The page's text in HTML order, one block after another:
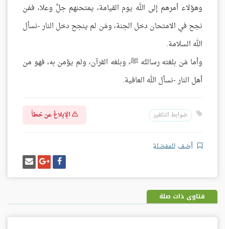
وهؤلاء أمرهم إلى الله يوم القيامة، يمتحنهم جلَّ وعلا، فمَن
نجح في الامتحان دخل الجنة، ومَن لم ينجح دخل النار -نسأل
الله السلامة.
وأما مَن بلغته رسالتُه ﷺ، وبلغه القرآن، ولم يؤمن به، فهو من
أهل النار -نسأل الله العافية.
ضوابط التكفير الإبلاغ عن خطأ
أضف للمفضلة
شارك
على
فيسبوك
شارك
على
غوغل
بلس
إرسل
إيميل
فتاوى ذات صلة